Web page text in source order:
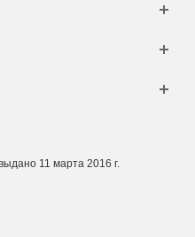
11 марта 2016 г.